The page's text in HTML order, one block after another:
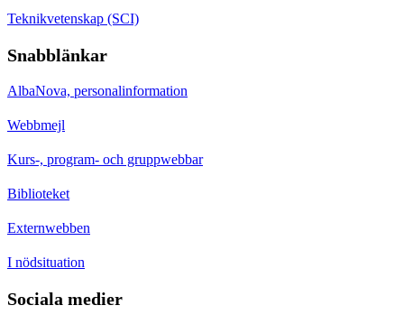
Teknikvetenskap (SCI)
Snabblänkar
AlbaNova, personalinformation
Webbmejl
Kurs-, program- och gruppwebbar
Biblioteket
Externwebben
I nödsituation
Sociala medier